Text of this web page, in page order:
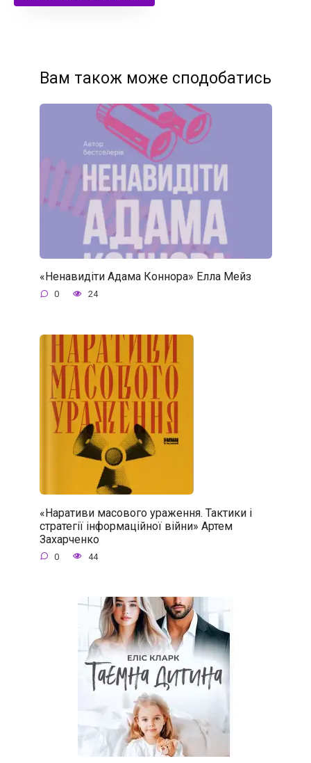
Вам також може сподобатись
«Ненавидіти Адама Коннора» Елла Мейз
0 24
«Наративи масового ураження. Тактики і
стратегії інформаційної війни» Артем
Захарченко
0 44